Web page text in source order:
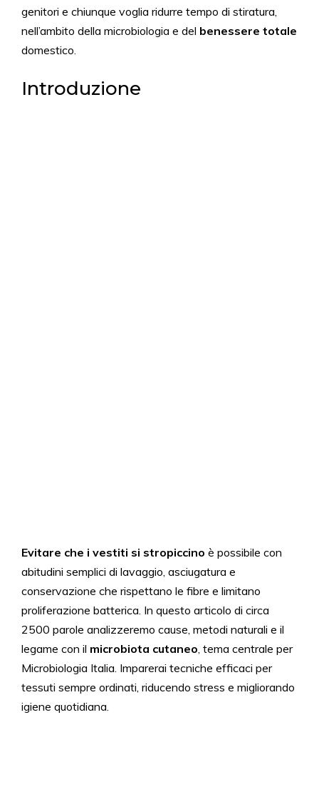
genitori e chiunque voglia ridurre tempo di stiratura,
nell’ambito della microbiologia e del benessere totale
domestico.
Introduzione
Evitare che i vestiti si stropiccino è possibile con
abitudini semplici di lavaggio, asciugatura e
conservazione che rispettano le fibre e limitano
proliferazione batterica. In questo articolo di circa
2500 parole analizzeremo cause, metodi naturali e il
legame con il microbiota cutaneo, tema centrale per
Microbiologia Italia. Imparerai tecniche efficaci per
tessuti sempre ordinati, riducendo stress e migliorando
igiene quotidiana.